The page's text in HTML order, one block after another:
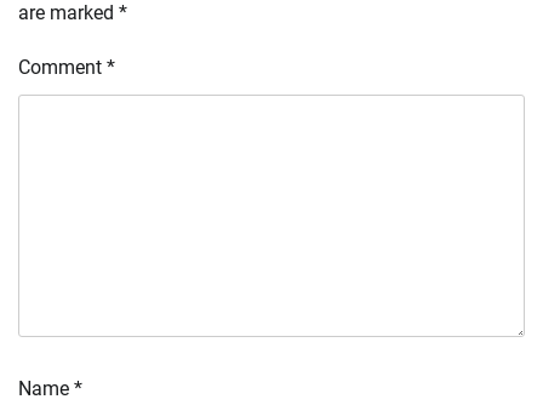
are marked *
Comment *
Name *